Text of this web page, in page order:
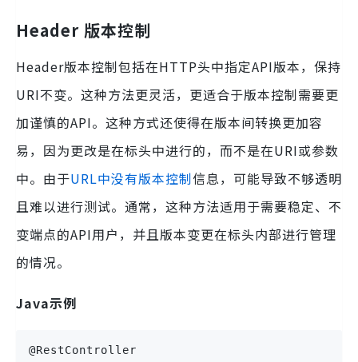
Header 版本控制
Header版本控制包括在HTTP头中指定API版本，保持
URI不变。这种方法更灵活，更适合于版本控制需要更
加谨慎的API。这种方式还使得在版本间转换更加容
易，因为更改是在标头中进行的，而不是在URI或参数
中。由于URL中没有版本控制信息，可能导致不够透明
且难以进行测试。通常，这种方法适用于需要稳定、不
变端点的API用户，并且版本变更在标头内部进行管理
的情况。
Java示例
@RestController